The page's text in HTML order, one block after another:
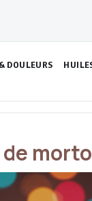
DOULEURS